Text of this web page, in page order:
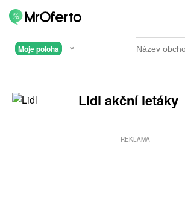
Moje poloha
Lidl akční letáky
REKLAMA